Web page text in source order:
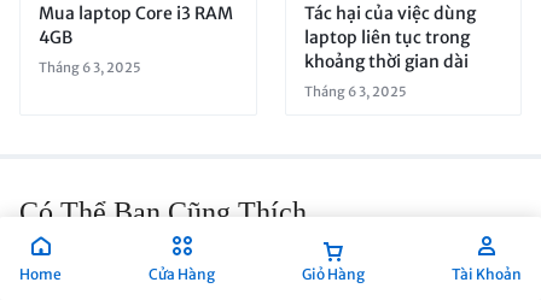
Mua laptop Core i3 RAM
4GB
Tháng 6 3, 2025
Tác hại của việc dùng
laptop liên tục trong
khoảng thời gian dài
Tháng 6 3, 2025
Có Thể Bạn Cũng Thích
Home Cửa Hàng Giỏ Hàng Tài Khoản